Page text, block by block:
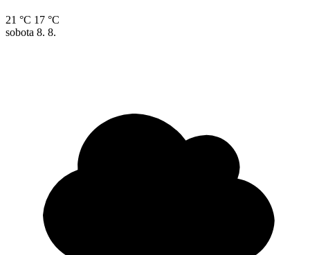
21 °C 17 °C
sobota 8. 8.